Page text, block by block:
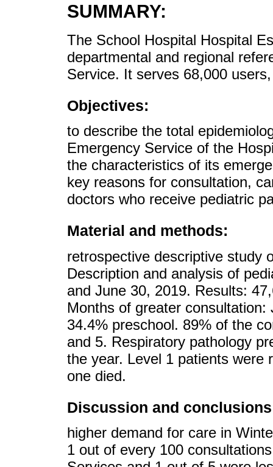
SUMMARY:
The School Hospital Hospital
departmental and regional
Service. It serves 68,000
Objectives:
to describe the total
Emergency Service of the
the characteristics of its
key reasons for consultation,
doctors who receive pediatric
Material and methods:
retrospective descriptive study
Description and analysis of
and June 30, 2019. Results:
Months of greater
34.4% preschool. 89% of the
and 5. Respiratory pathology
the year. Level 1 patients were
one died.
Discussion and
higher demand for care in
1 out of every 100